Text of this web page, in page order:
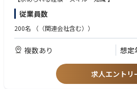
・各エリアの代理店と情報共有をし新規開
・代理店の販売実績と活動状況の把握と管
・代理店営業担当との同行訪問及び案件フ
・販売案件管理、需要予測、在庫調整
・Tech部門による顧客対応のサポート及
・眼科領域の経験があれば尚可
・交渉力、分析力、論理的思考力、課題抽出
・コミュニケーションスキル、プレゼンテー
・エネルギッシュ且つ情熱的な方
従業員数
200名 （（関連会社含む））
複数あり 想定
求人エントリ